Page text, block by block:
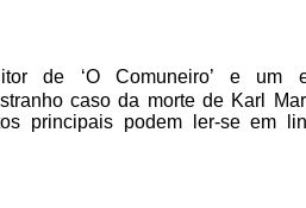
de ‘O Comuneiro’ e um
caso da morte de Karl
principais podem ler-se em